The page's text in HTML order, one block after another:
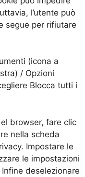
l’utente può
segue per rifiutare
(icona a
/ Opzioni
Blocca tutti i
browser, fare clic
nella scheda
Impostare le
le impostazioni
deselezionare